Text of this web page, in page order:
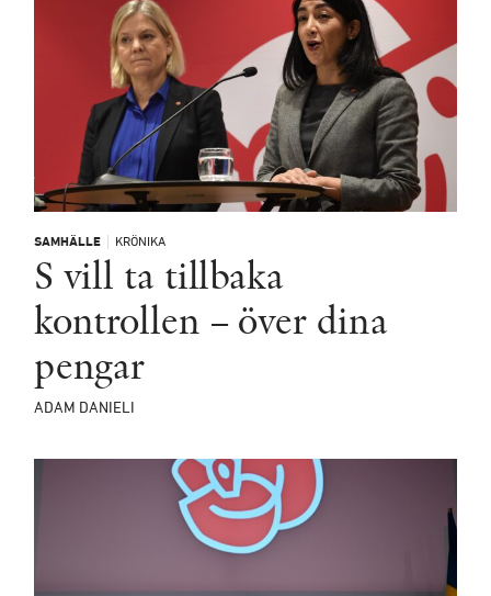
SAMHÄLLE KRÖNIKA
S vill ta tillbaka
kontrollen – över dina
pengar
ADAM DANIELI